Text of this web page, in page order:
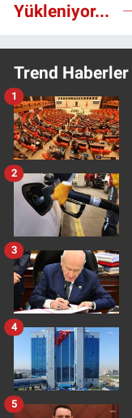
Yükleniyor...
Trend Haberler
1
2
3
4
5